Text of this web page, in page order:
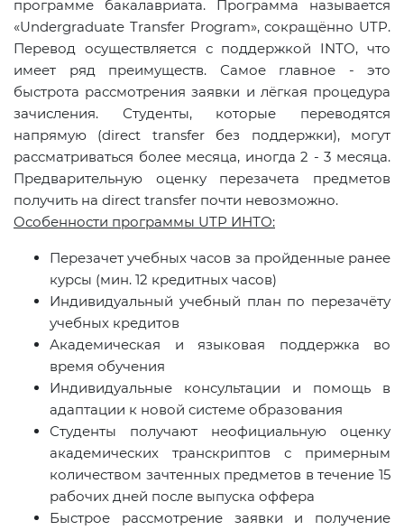
программе бакалавриата. Программа называется
«Undergraduate Transfer Program», сокращённо UTP.
Перевод осуществляется с поддержкой INTO, что
имеет ряд преимуществ. Самое главное - это
быстрота рассмотрения заявки и лёгкая процедура
зачисления. Студенты, которые переводятся
напрямую (direct transfer без поддержки), могут
рассматриваться более месяца, иногда 2 - 3 месяца.
Предварительную оценку перезачета предметов
получить на direct transfer почти невозможно.
Особенности программы UTP ИНТО:
Перезачет учебных часов за пройденные ранее
курсы (мин. 12 кредитных часов)
Индивидуальный учебный план по перезачёту
учебных кредитов
Академическая и языковая поддержка во
время обучения
Индивидуальные консультации и помощь в
адаптации к новой системе образования
Студенты получают неофициальную оценку
академических транскриптов с примерным
количеством зачтенных предметов в течение 15
рабочих дней после выпуска оффера
Быстрое рассмотрение заявки и получение